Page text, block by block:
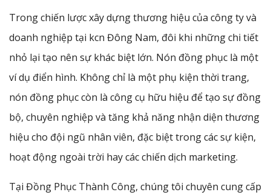
Trong chiến lược xây dựng thương hiệu của công ty và
doanh nghiệp tại kcn Đông Nam, đôi khi những chi tiết
nhỏ lại tạo nên sự khác biệt lớn. Nón đồng phục là một
ví dụ điển hình. Không chỉ là một phụ kiện thời trang,
nón đồng phục còn là công cụ hữu hiệu để tạo sự đồng
bộ, chuyên nghiệp và tăng khả năng nhận diện thương
hiệu cho đội ngũ nhân viên, đặc biệt trong các sự kiện,
hoạt động ngoài trời hay các chiến dịch marketing.
Tại Đồng Phục Thành Công, chúng tôi chuyên cung cấp